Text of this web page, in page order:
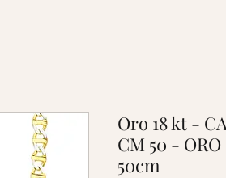
Oro 18 kt -
CM 50 -
50cm